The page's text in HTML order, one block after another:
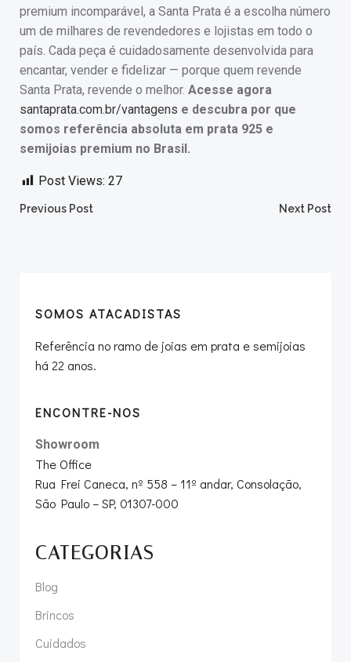
premium incomparável, a Santa Prata é a escolha número
um de milhares de revendedores e lojistas em todo o
país. Cada peça é cuidadosamente desenvolvida para
encantar, vender e fidelizar — porque quem revende
Santa Prata, revende o melhor. Acesse agora
santaprata.com.br/vantagens e descubra por que
somos referência absoluta em prata 925 e
semijoias premium no Brasil.
Post Views: 27
Post
Previous Post Next Post
SOMOS ATACADISTAS
Referência no ramo de joias em prata e semijoias
há 22 anos.
ENCONTRE-NOS
Showroom
The Office
Rua Frei Caneca, nº 558 – 11º andar, Consolação,
São Paulo – SP, 01307-000
CATEGORIAS
Blog
Brincos
Cuidados